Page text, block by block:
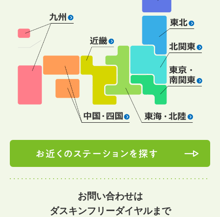
お問い合わせは
ダスキンフリーダイヤルまで